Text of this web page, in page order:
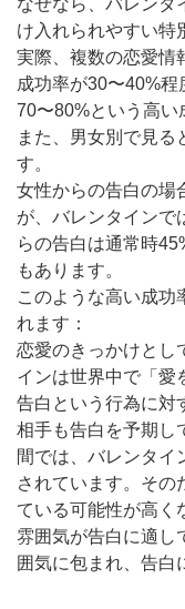
なぜなら、バレンタ
け入れられやすい特
実際、複数の恋愛情
成功率が30〜40%
70〜80%という高い
また、男女別で見る
す。
女性からの告白の場
が、バレンタインで
らの告白は通常時
もあります。
このような高い成功
れます：
恋愛のきっかけとし
インは世界中で「愛
告白という行為に対
相手も告白を予期し
間では、バレンタイ
されています。その
ている可能性が高く
雰囲気が告白に適し
囲気に包まれ、告白